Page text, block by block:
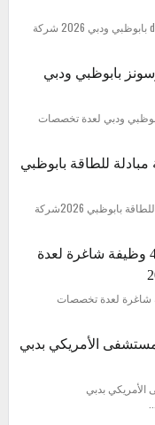
فرص توظيف في شركة dicetek بابوظبي ودبي 2026 شركة
بابوظبي ودبي
ودبي لعدة تخصصات
للطاقة بابوظبي
فرص توظيف في شركة مبادلة للطاقة بابوظبي 2026شركة
يعلن بنك المشرق عن 47 وظيفة شاغرة لعدة
عن 31 وظيفة شاغرة لعدة تخصصات
الأمريكي بدبي
بدبي